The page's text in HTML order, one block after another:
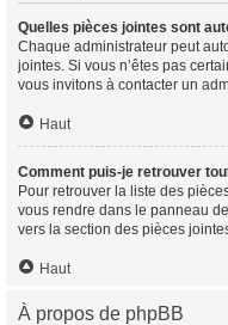
Quelles pièces jointes sont
Chaque administrateur peut
jointes. Si vous n’êtes pas
vous invitons à contacter un
Haut
Comment puis-je retrouver
Pour retrouver la liste des
vous rendre dans le panneau
vers la section des pièces
Haut
À propos de phpBB